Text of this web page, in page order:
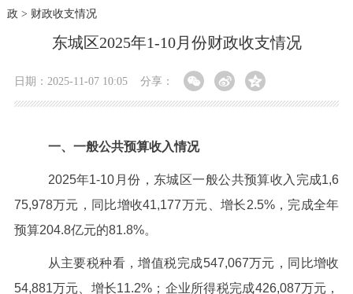
政 > 财政收支情况
东城区2025年1-10月份财政收支情况
日期：2025-11-07 10:05 分享：
一、一般公共预算收入情况
2025年1-10月份，东城区一般公共预算收入完成1,6
75,978万元，同比增收41,177万元、增长2.5%，完成全年
预算204.8亿元的81.8%。
从主要税种看，增值税完成547,067万元，同比增收
54,881万元、增长11.2%；企业所得税完成426,087万元，